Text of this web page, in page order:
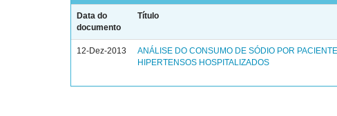
Data do
documento
Título
12-Dez-2013
ANÁLISE DO CONSUMO DE SÓDIO POR
HIPERTENSOS HOSPITALIZADOS